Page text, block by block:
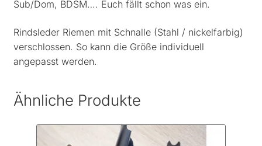
Sub/Dom, BDSM…. Euch fällt schon was ein.
Rindsleder Riemen mit Schnalle (Stahl / nickelfarbig)
verschlossen. So kann die Größe individuell
angepasst werden.
Ähnliche Produkte